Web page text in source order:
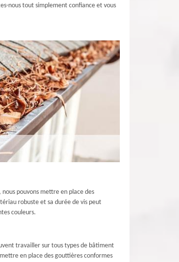
nous tout simplement confiance et vous
pouvons mettre en place des
robuste et sa durée de vis peut
couleurs.
travailler sur tous types de bâtiment
en place des gouttières conformes